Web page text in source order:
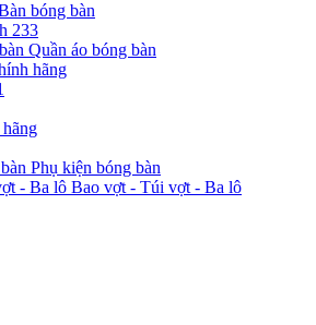
bóng bàn
233
Quần áo bóng bàn
hãng
Phụ kiện bóng bàn
Bao vợt - Túi vợt - Ba lô